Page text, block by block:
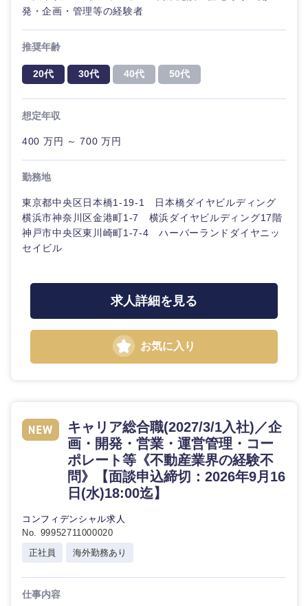
岐阜県 静岡県
愛知県 三重県
発・企画・管理等の経験者
推奨年齢
20代 30代 40代 50代
想定年収
400 万円 ～ 700 万円
勤務地
東京都中央区日本橋1-19-1 日本橋ダイヤビルディング
横浜市神奈川区金港町1-7 横浜ダイヤビルディング17階
神戸市中央区東川崎町1-7-4 ハーバーランドダイヤニッ
セイビル
求人詳細を見る
お気に入り
キャリア総合職(2027/3/1入社)／企
画・開発・営業・運営管理・コー
ポレート等《不動産業界の経験不
問》【面談申込締切：2026年9月16
日(水)18:00迄】
コンフィデンシャル求人
No. 99952711000020
正社員
海外勤務あり
仕事内容